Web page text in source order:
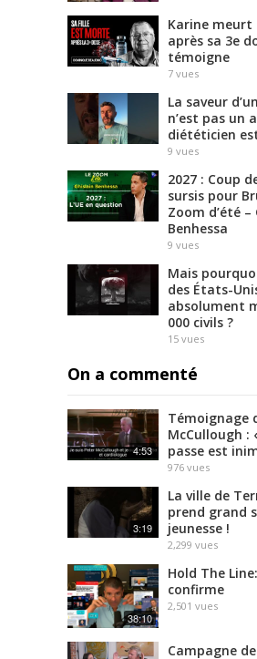
Karine meurt
après sa 3e
témoigne
7 vues
La saveur
n’est pas un
diététicien
9 vues
2027 : Coup
sursis pour
Zoom d’été –
Benhessa
9 vues
Mais
des États-
absolument
000 civils ?
15 vues
On a commenté
4:53
Témoignage
McCullough :
passe est
976 vues
3:19
La ville de
prend grand
jeunesse !
2,299 vues
38:10
Hold The
confirme
2,501 vues
Campagne